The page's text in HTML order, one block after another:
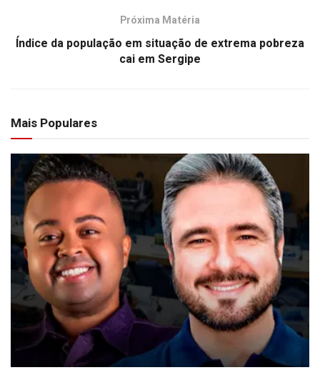
Próxima Matéria
Índice da população em situação de extrema pobreza
cai em Sergipe
Mais Populares